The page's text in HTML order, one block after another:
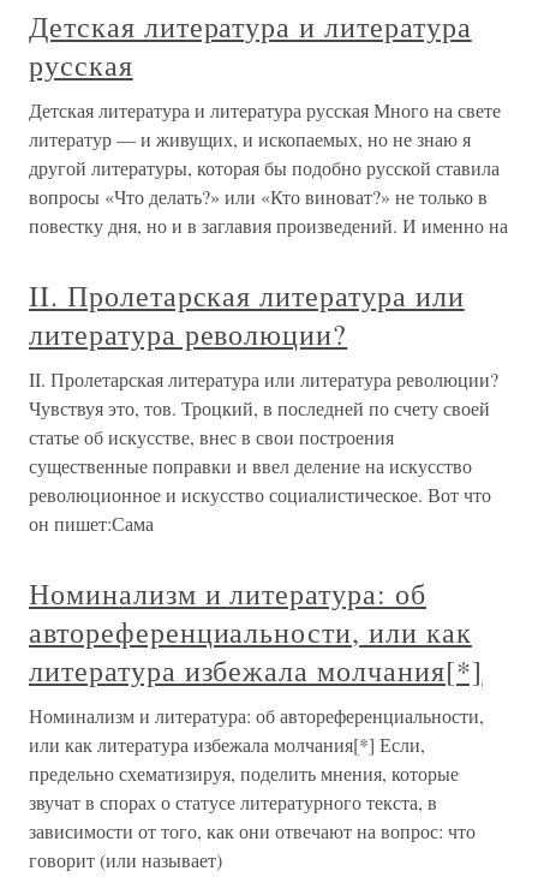
Детская литература и литература
русская
Детская литература и литература русская Много на свете
литератур — и живущих, и ископаемых, но не знаю я
другой литературы, которая бы подобно русской ставила
вопросы «Что делать?» или «Кто виноват?» не только в
повестку дня, но и в заглавия произведений. И именно на
II. Пролетарская литература или
литература революции?
II. Пролетарская литература или литература революции?
Чувствуя это, тов. Троцкий, в последней по счету своей
статье об искусстве, внес в свои построения
существенные поправки и ввел деление на искусство
революционное и искусство социалистическое. Вот что
он пишет:Сама
Номинализм и литература: об
автореференциальности, или как
литература избежала молчания[*]
Номинализм и литература: об автореференциальности,
или как литература избежала молчания[*] Если,
предельно схематизируя, поделить мнения, которые
звучат в спорах о статусе литературного текста, в
зависимости от того, как они отвечают на вопрос: что
говорит (или называет)